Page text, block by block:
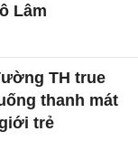
Lâm
TH true
thanh mát
giới trẻ